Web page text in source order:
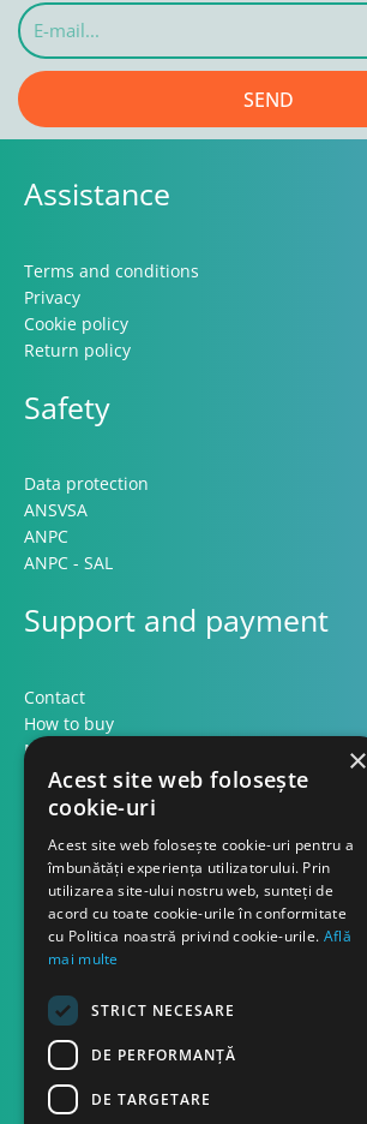
E-
mail...
SEND
Assistance
Terms and conditions
Privacy
Cookie policy
Return policy
Safety
Data protection
ANSVSA
ANPC
ANPC - SAL
Support and payment
Contact
How to buy
Methods of payment
Formular retur
Contact
About us
Blog
mail...
SEND
×
Acest site web folosește
cookie-uri
Acest site web folosește cookie-uri pentru a
îmbunătăți experiența utilizatorului. Prin
utilizarea site-ului nostru web, sunteți de
acord cu toate cookie-urile în conformitate
cu Politica noastră privind cookie-urile. Află
mai multe
STRICT NECESARE
DE PERFORMANȚĂ
DE TARGETARE